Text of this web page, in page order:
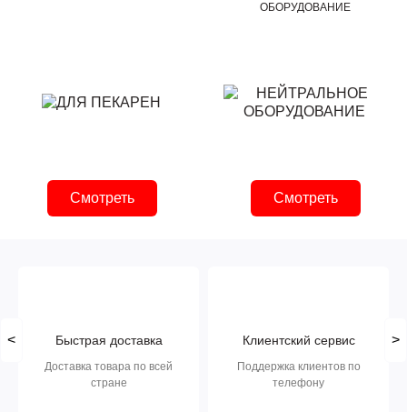
Смотреть
ОБОРУДОВАНИЕ
Смотреть
< Быстрая доставка
Доставка товара по всей
стране
Клиентский сервис
Поддержка клиентов по
телефону
>